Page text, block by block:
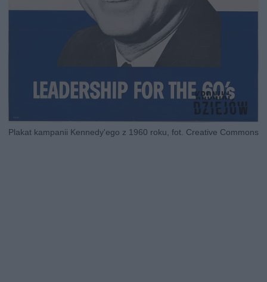
Plakat kampanii Kennedy'ego z 1960 roku, fot. Creative Commons